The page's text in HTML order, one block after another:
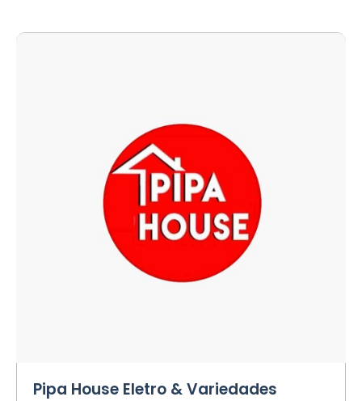
Pipa House Eletro & Variedades